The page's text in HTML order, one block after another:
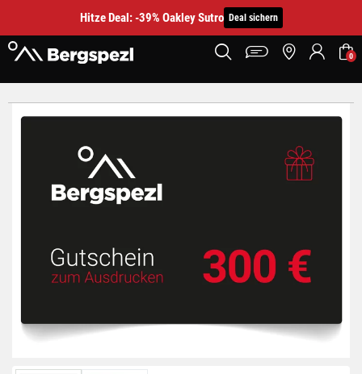
Hitze Deal: -39% Oakley Sutro Deal sichern
0